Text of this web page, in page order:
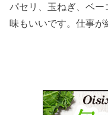
パセリ、玉ねぎ、ベー
味もいいです。仕事が